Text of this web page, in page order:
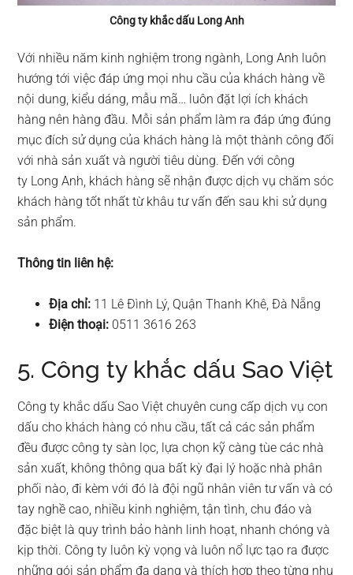
Công ty khắc dấu Long Anh
Với nhiều năm kinh nghiệm trong ngành, Long Anh luôn
hướng tới việc đáp ứng mọi nhu cầu của khách hàng về
nội dung, kiểu dáng, mẫu mã… luôn đặt lợi ích khách
hàng nên hàng đầu. Mỗi sản phẩm làm ra đáp ứng đúng
mục đích sử dụng của khách hàng là một thành công đối
với nhà sản xuất và người tiêu dùng. Đến với công
ty Long Anh, khách hàng sẽ nhận được dịch vụ chăm sóc
khách hàng tốt nhất từ khâu tư vấn đến sau khi sử dụng
sản phẩm.
Thông tin liên hệ:
Địa chỉ: 11 Lê Đình Lý, Quận Thanh Khê, Đà Nẵng
Điện thoại: 0511 3616 263
5. Công ty khắc dấu Sao Việt
Công ty khắc dấu Sao Việt chuyên cung cấp dịch vụ con
dấu cho khách hàng có nhu cầu, tất cả các sản phẩm
đều được công ty sàn lọc, lựa chọn kỹ càng tùe các nhà
sản xuất, không thông qua bất kỳ đại lý hoặc nhà phân
phối nào, đi kèm với đó là đội ngũ nhân viên tư vấn và có
tay nghề cao, nhiều kinh nghiệm, tận tình, chu đáo và
đặc biệt là quy trình bảo hành linh hoạt, nhanh chóng và
kịp thời. Công ty luôn kỳ vọng và luôn nổ lực tạo ra được
những gói sản phẩm đa dạng và thích hợp theo từng nhu